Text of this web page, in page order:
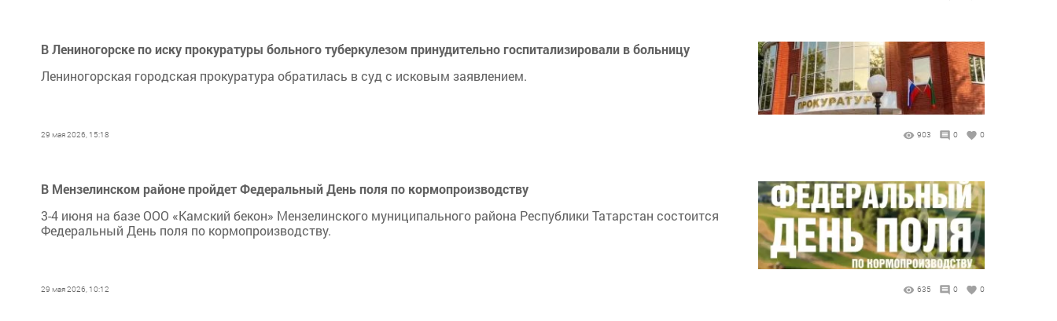
В Лениногорске по иску прокуратуры больного туберкулезом принудительно госпитализировали в больницу
Лениногорская городская прокуратура обратилась в суд с исковым заявлением.
29 мая 2026, 15:18 903 0 0
В Мензелинском районе пройдет Федеральный День поля по кормопроизводству
3-4 июня на базе ООО «Камский бекон» Мензелинского муниципального района Республики Татарстан состоится
Федеральный День поля по кормопроизводству.
29 мая 2026, 10:12 635 0 0